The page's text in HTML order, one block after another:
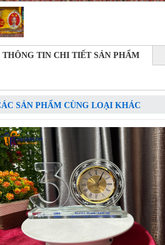
THÔNG TIN CHI TIẾT SẢN PHẨM
SẢN PHẨM CÙNG LOẠI KHÁC